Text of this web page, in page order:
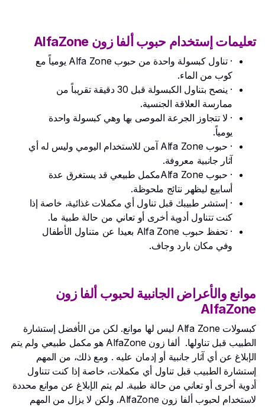
تعليمات إستخدام حبوب ألفا زون AlfaZone
· تناول كبسولة واحدة من حبوب Alfa Zone يومياً مع
كوب من الماء.
· ينصح بتناول الكبسولة قبل 30 دقيقة تقريباً من
ممارسة العلاقة الجنسية.
· لا تتجاوز الجرعة الموصى بها وهي كبسولة واحدة
يومياً.
· حبوب Alfa Zone آمن للاستخدام اليومي وليس له أي
آثار جانبية معروفة.
· حبوب Alfa Zoneمكمل طبيعي قد يستغرق عدة
أسابيع ليظهر نتائج ملحوظة.
· إستشر طبيبك قبل تناول أي مكملات غذائية، خاصة إذا
كنت تتناول أدوية أخرى أو تعاني من حالة طبية ما.
· تحفظ حبوب Alfa Zone بعيدا عن متناول الأطفال
وفي مكان بارد وجاف.
موانع والأعراض الجانبية لحبوب ألفا زون
AlfaZone
كبسولات Alfa Zone ليس لها موانع. لكن من الأفضل إستشارة
الطبيب قبل تناولها. ألفا زون AlfaZone هو مكمل طبيعي ولم يتم
الإبلاغ عن أي آثار جانبية أو إدمان عليه . ومع ذلك، من المهم
إستشارة الطبيب قبل تناول أي مكملات، خاصة إذا كنت تتناول
أدوية أخرى أو تعاني من حالة طبية. لم يتم الإبلاغ عن موانع محددة
لاستخدام لحبوب ألفا زون AlfaZone. ولكن لا يزال من المهم